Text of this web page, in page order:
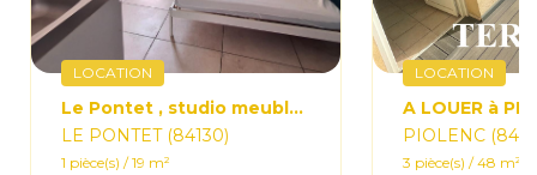
LOCATION
Le Pontet , studio meublé de 19 m2 env
LE PONTET (84130)
1 pièce(s) / 19 m²
LOCATION
PIOLENC
3 pièce(s) / 48 m²